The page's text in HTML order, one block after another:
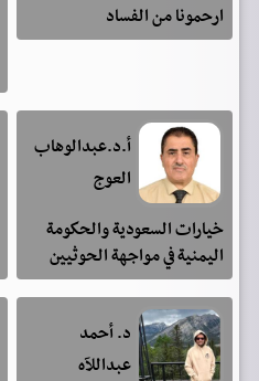
ارحمونا من الفساد
أ.د.عبدالوهاب
العوج
خيارات السعودية والحكومة
اليمنية في مواجهة الحوثيين
د. أحمد
عبداللآه